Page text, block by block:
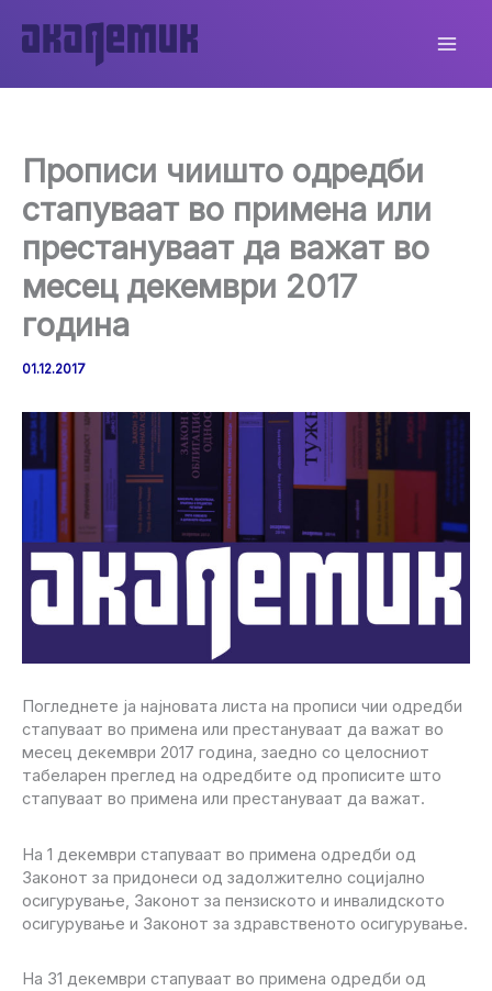
content
Прописи чиишто одредби
стапуваат во примена или
престануваат да важат во
месец декември 2017
година
01.12.2017
Погледнете ја најновата листа на прописи чии одредби
стапуваат во примена или престануваат да важат во
месец декември 2017 година, заедно со целосниот
табеларен преглед на одредбите од прописите што
стапуваат во примена или престануваат да важат.
На 1 декември стапуваат во примена одредби од
Законот за придонеси од задолжително социјално
осигурување, Законот за пензиското и инвалидското
осигурување и Законот за здравственото осигурување.
На 31 декември стапуваат во примена одредби од